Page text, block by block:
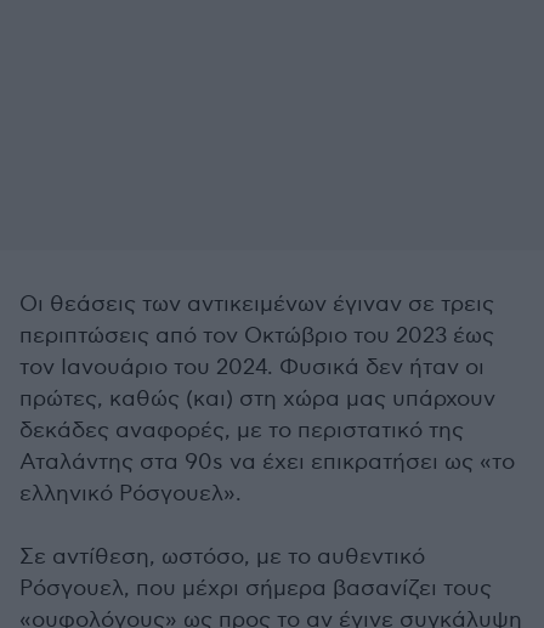
Οι θεάσεις των αντικειμένων έγιναν σε τρεις
περιπτώσεις από τον Οκτώβριο του 2023 έως
τον Ιανουάριο του 2024. Φυσικά δεν ήταν οι
πρώτες, καθώς (και) στη χώρα μας υπάρχουν
δεκάδες αναφορές, με το περιστατικό της
Αταλάντης στα 90s να έχει επικρατήσει ως «το
ελληνικό Ρόσγουελ».
Σε αντίθεση, ωστόσο, με το αυθεντικό
Ρόσγουελ, που μέχρι σήμερα βασανίζει τους
«ουφολόγους» ως προς το αν έγινε συγκάλυψη